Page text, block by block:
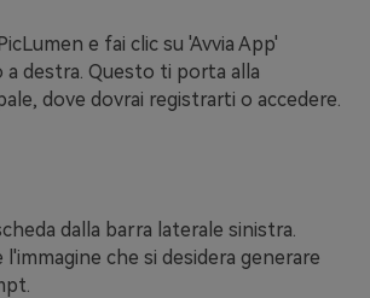
e fai clic su 'Avvia App'
destra. Questo ti porta alla
dove dovrai registrarti o accedere.
dalla barra laterale sinistra.
l'immagine che si desidera generare